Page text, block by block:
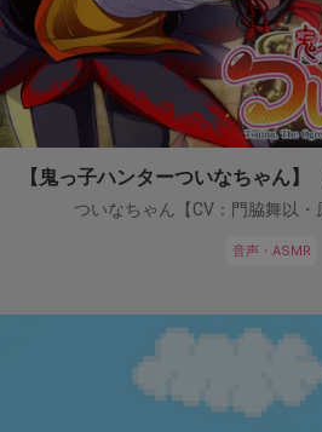
ついなちゃん【CV：門脇舞以・
音声・ASMR